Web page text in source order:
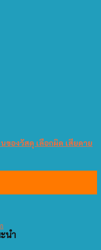
องวัสดุ เลือกผิด เสียดาย
นำ